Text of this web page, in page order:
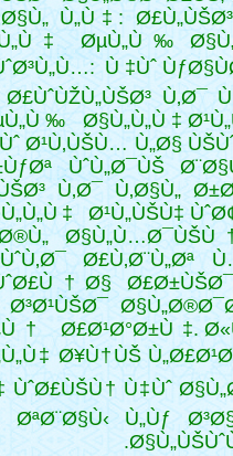
Ù„Ù‡: Ø£Ù„ÙŠØ³
ØµÙ„Ù‰
Ù‡Ùˆ
Ù‚Ø¯
Ø§Ù„Ù„Ù‡
Ø¹Ù‚ÙŠÙ… Ù„Ø§
ÙˆÙ„Ø¯ÙŠ
Ù‚Ø¯ Ù‚Ø§Ù„
Ø¹Ù„ÙŠÙ‡
Ø£Ù‚Ø¨Ù„Øª
Ø³Ø¹ÙŠØ¯
Ø£Ø¹Ø°Ø±Ù‡.
Ø¥Ù†ÙŠ
ÙˆØ£ÙŠÙ† Ù‡Ùˆ
ØªØ¨Ø§Ù‹ Ù„Ùƒ